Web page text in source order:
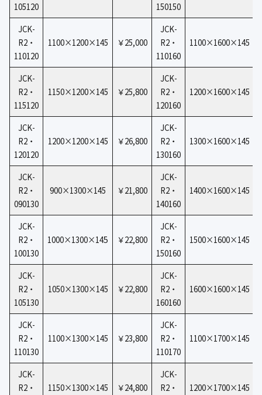
105120
150150
JCK-
R2・
110120
1100×1200×145 ￥25,000
JCK-
R2・
110160
1100×1600×145
JCK-
R2・
115120
1150×1200×145 ￥25,800
JCK-
R2・
120160
1200×1600×145
JCK-
R2・
120120
1200×1200×145 ￥26,800
JCK-
R2・
130160
1300×1600×145
JCK-
R2・
090130
900×1300×145 ￥21,800
JCK-
R2・
140160
1400×1600×145
JCK-
R2・
100130
1000×1300×145 ￥22,800
JCK-
R2・
150160
1500×1600×145
JCK-
R2・
105130
1050×1300×145 ￥22,800
JCK-
R2・
160160
1600×1600×145
JCK-
R2・
110130
1100×1300×145 ￥23,800
JCK-
R2・
110170
1100×1700×145
JCK-
R2・
1150×1300×145 ￥24,800
JCK-
R2・
1200×1700×145